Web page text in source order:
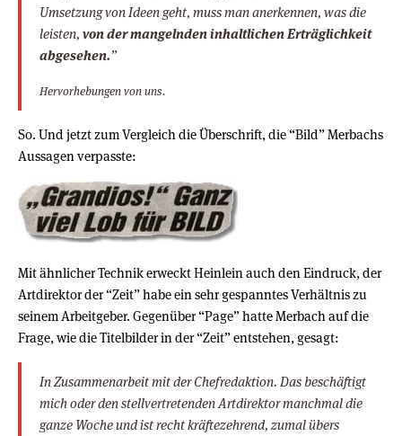
Umsetzung von Ideen geht, muss man anerkennen, was die
leisten, von der mangelnden inhaltlichen Erträglichkeit
abgesehen.”
Hervorhebungen von uns.
So. Und jetzt zum Vergleich die Überschrift, die “Bild” Merbachs
Aussagen verpasste:
Mit ähnlicher Technik erweckt Heinlein auch den Eindruck, der
Artdirektor der “Zeit” habe ein sehr gespanntes Verhältnis zu
seinem Arbeitgeber. Gegenüber “Page” hatte Merbach auf die
Frage, wie die Titelbilder in der “Zeit” entstehen, gesagt:
In Zusammenarbeit mit der Chefredaktion. Das beschäftigt
mich oder den stellvertretenden Artdirektor manchmal die
ganze Woche und ist recht kräftezehrend, zumal übers